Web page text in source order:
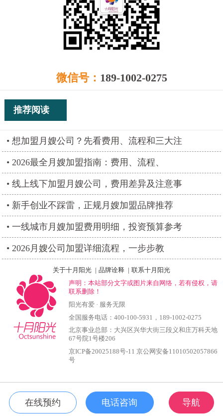
微信号： 189-1002-0275
推荐阅读
想加盟月嫂公司？先看费用、流程和三大注
2026最全月嫂加盟指南：费用、流程、
线上线下加盟月嫂公司，费用差异及注意事
新手创业不踩雷，正规月嫂加盟品牌推荐
一线城市月嫂加盟费用明细，投资预算参考
2026月嫂公司加盟详细流程，一步步教
关于十月阳光 | 品牌诠释 | 联系十月阳光
声明：本站部分文字或图片来自网络，若有侵权，请
联系删除！
阳光有爱 · 服务无限
全国服务电话： 400-100-5931 ， 189-1002-0275
北京事业总部：大兴区兴华大街三段义和庄万科天地
67号院1号楼206
京ICP备20025188号-11 京公网安备11010502057866
号
在线预约 电话咨询 导航